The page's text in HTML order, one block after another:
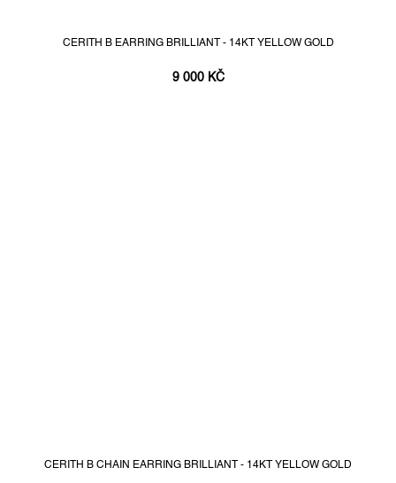
CERITH B EARRING BRILLIANT - 14KT YELLOW GOLD
9 000 KČ
CERITH B CHAIN EARRING BRILLIANT - 14KT YELLOW GOLD